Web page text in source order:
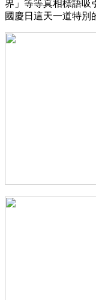
界」等等真相標語吸
國慶日這天一道特別